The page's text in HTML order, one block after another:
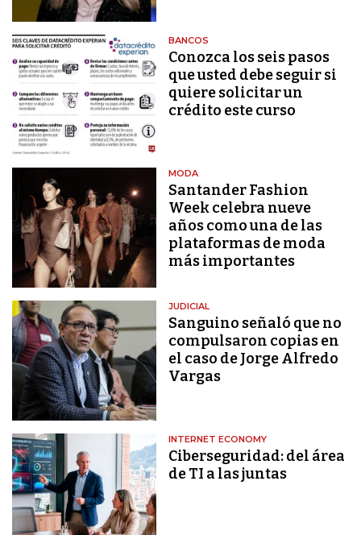
BANCOS
Conozca los seis pasos
que usted debe seguir si
quiere solicitar un
crédito este curso
MODA
Santander Fashion
Week celebra nueve
años como una de las
plataformas de moda
más importantes
JUDICIAL
Sanguino señaló que no
compulsaron copias en
el caso de Jorge Alfredo
Vargas
INTERNET ECONOMY
Ciberseguridad: del área
de TI a las juntas